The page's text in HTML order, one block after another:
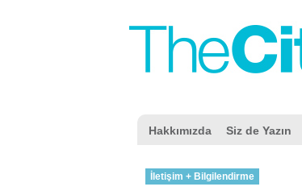
Hakkımızda Siz de Yazın
İletişim + Bilgilendirme